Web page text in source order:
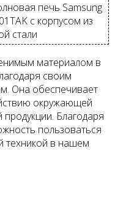
печь Samsung
с корпусом из
стали
материалом в
своим
Она обеспечивает
окружающей
продукции. Благодаря
пользоваться
техникой в нашем